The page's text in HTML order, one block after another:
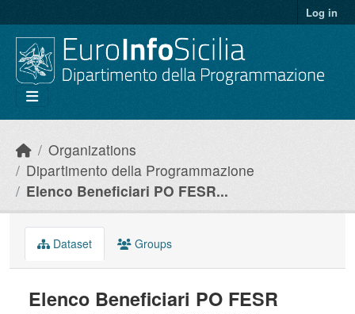
Log in
Organizations
Dipartimento della Programmazione
Elenco Beneficiari PO FESR...
Dataset Groups
Elenco Beneficiari PO FESR